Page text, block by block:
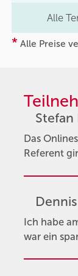
Alle
* Alle Preise
Stefan
Das
Referent
Ich habe
war ein